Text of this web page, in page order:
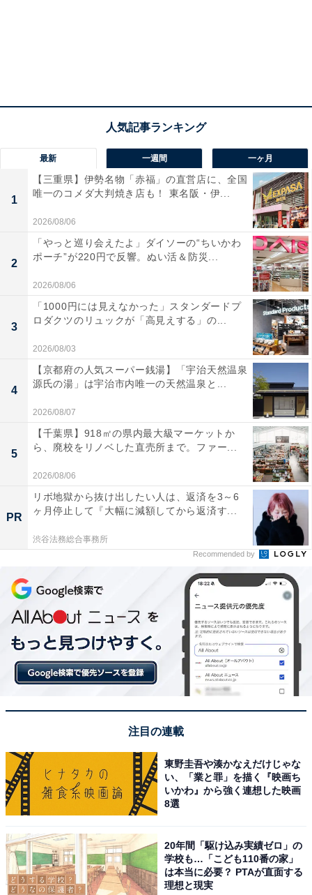
最新 一週間 一ヶ月
1
【三重県】伊勢名物「赤福」の直営店に、全国
唯一のコメダ大判焼き店も！ 東名阪・伊...
2026/08/06
2
「やっと巡り会えたよ」ダイソーの“ちいかわ
ポーチ”が220円で反響。ぬい活＆防災...
2026/08/06
3
「1000円には見えなかった」スタンダードプ
ロダクツのリュックが「高見えする」の...
2026/08/03
4
【京都府の人気スーパー銭湯】「宇治天然温泉
源氏の湯」は宇治市内唯一の天然温泉と...
2026/08/07
5
【千葉県】918㎡の県内最大級マーケットか
ら、廃校をリノベした直売所まで。ファー...
2026/08/06
PR
リボ地獄から抜け出したい人は、返済を3～6
ヶ月停止して『大幅に減額してから返済す...
渋谷法務総合事務所
Recommended by
注目の連載
東野圭吾や湊かなえだけじゃな
い、「業と罪」を描く『映画ち
いかわ』から強く連想した映画
8選
20年間「駆け込み実績ゼロ」の
学校も…「こども110番の家」
は本当に必要？ PTAが直面する
理想と現実